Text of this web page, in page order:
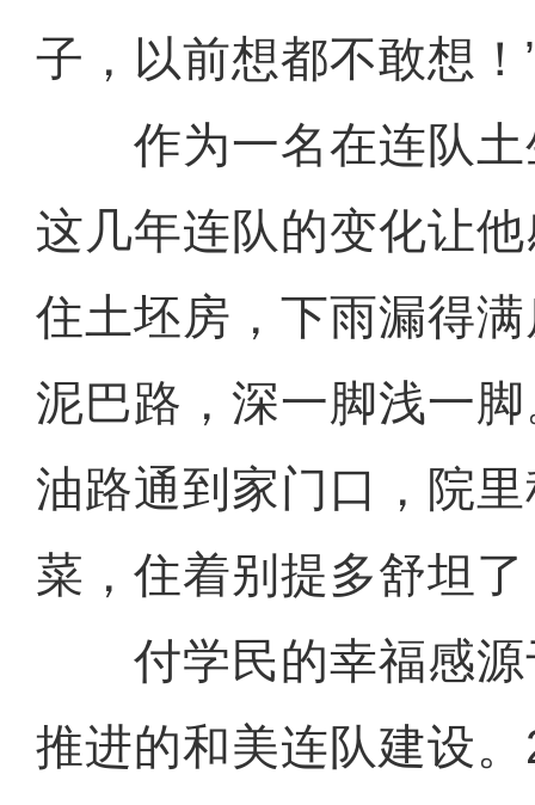
子，以前想都不敢想！
作为一名在连队土
这几年连队的变化让
住土坯房，下雨漏得
泥巴路，深一脚浅一
油路通到家门口，院
菜，住着别提多舒坦了
付学民的幸福感源
推进的和美连队建设